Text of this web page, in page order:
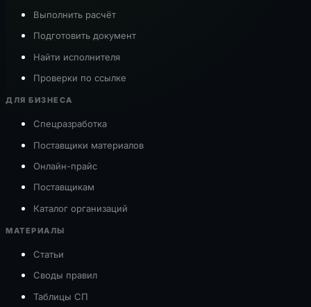
Выполнить расчёт
Подготовить документ
Найти исполнителя
Проверки по ссылке
ДЛЯ БИЗНЕСА
Спецразработка
Поставщики материалов
Онлайн-прайс
Поставщикам
Каталог организаций
МАТЕРИАЛЫ
Статьи
Своды правил
Таблицы СП